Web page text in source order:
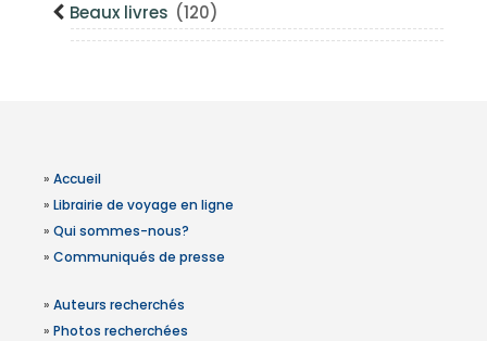
Beaux livres (120)
» Accueil
» Librairie de voyage en ligne
» Qui sommes-nous?
» Communiqués de presse
» Auteurs recherchés
» Photos recherchées